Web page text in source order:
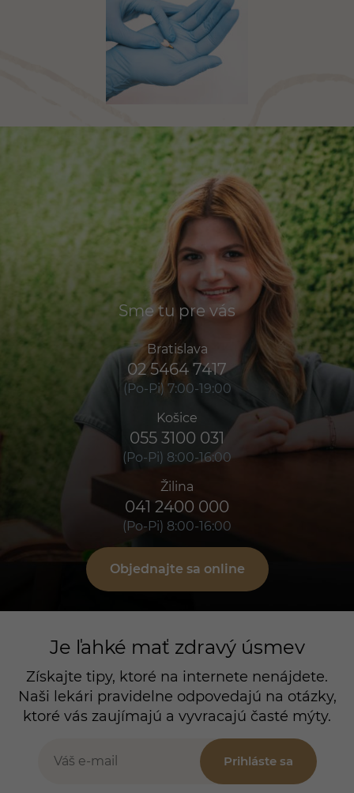
Je ľahké mať zdravý úsmev
Získajte tipy, ktoré na internete nenájdete.
Naši lekári pravidelne odpovedajú na otázky,
ktoré vás zaujímajú a vyvracajú časté mýty.
Prihláste sa
Sme tu pre vás
Bratislava
02 5464 7417
(Po-Pi) 7:00-19:00
Košice
055 3100 031
(Po-Pi) 8:00-16:00
Žilina
041 2400 000
(Po-Pi) 8:00-16:00
Objednajte sa online